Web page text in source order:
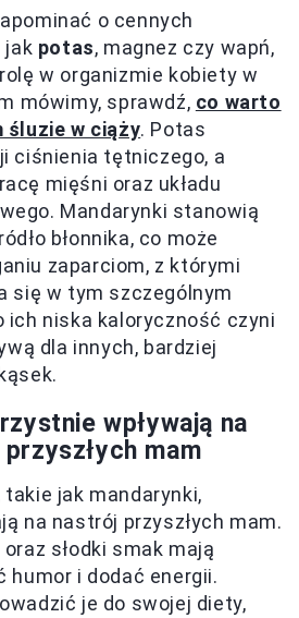
o cennych
jak potas, magnez czy wapń,
w organizmie kobiety w
mówimy, sprawdź, co warto
śluzie w ciąży. Potas
ciśnienia tętniczego, a
mięśni oraz układu
Mandarynki stanowią
błonnika, co może
zaparciom, z którymi
się w tym szczególnym
ich niska kaloryczność czyni
dla innych, bardziej
wpływają na
mam
jak mandarynki,
na nastrój przyszłych mam.
słodki smak mają
humor i dodać energii.
je do swojej diety,